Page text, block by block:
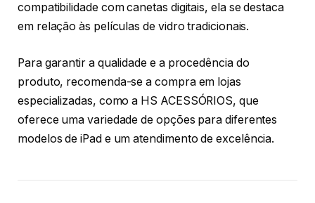
compatibilidade com canetas digitais, ela se destaca
em relação às películas de vidro tradicionais.
Para garantir a qualidade e a procedência do
produto, recomenda-se a compra em lojas
especializadas, como a HS ACESSÓRIOS, que
oferece uma variedade de opções para diferentes
modelos de iPad e um atendimento de excelência.